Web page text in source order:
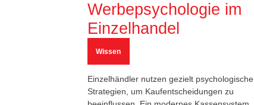
Werbepsychologie im
Einzelhandel
Wissen
Einzelhändler nutzen gezielt psychologische
Strategien, um Kaufentscheidungen zu